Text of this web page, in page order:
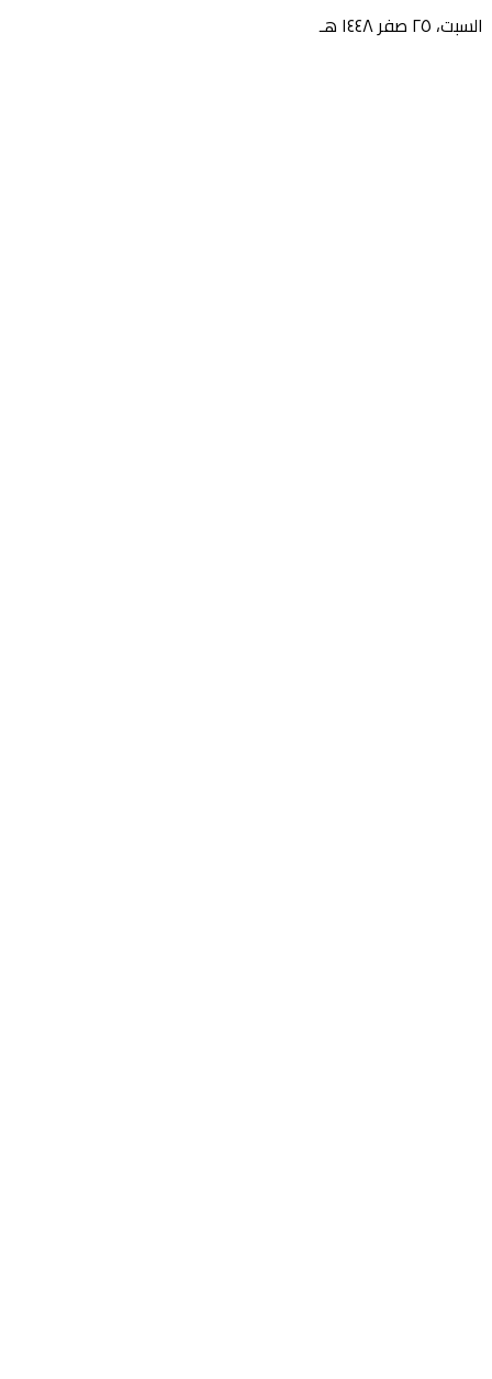
السبت، ٢٥ صفر ١٤٤٨ هـ